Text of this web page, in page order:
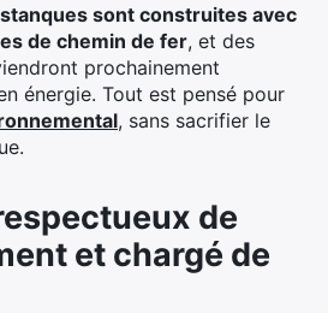
sont construites avec
de chemin de fer, et des
prochainement
énergie. Tout est pensé pour
, sans sacrifier le
de
et chargé de